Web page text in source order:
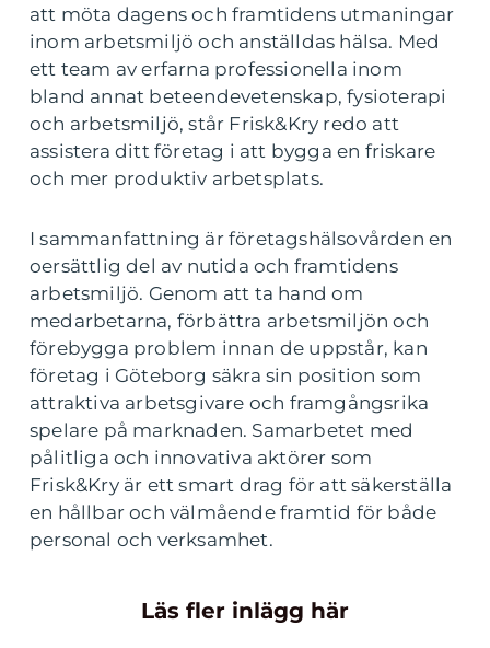
att möta dagens och framtidens utmaningar
inom arbetsmiljö och anställdas hälsa. Med
ett team av erfarna professionella inom
bland annat beteendevetenskap, fysioterapi
och arbetsmiljö, står Frisk&Kry redo att
assistera ditt företag i att bygga en friskare
och mer produktiv arbetsplats.
I sammanfattning är företagshälsovården en
oersättlig del av nutida och framtidens
arbetsmiljö. Genom att ta hand om
medarbetarna, förbättra arbetsmiljön och
förebygga problem innan de uppstår, kan
företag i Göteborg säkra sin position som
attraktiva arbetsgivare och framgångsrika
spelare på marknaden. Samarbetet med
pålitliga och innovativa aktörer som
Frisk&Kry är ett smart drag för att säkerställa
en hållbar och välmående framtid för både
personal och verksamhet.
Läs fler inlägg här